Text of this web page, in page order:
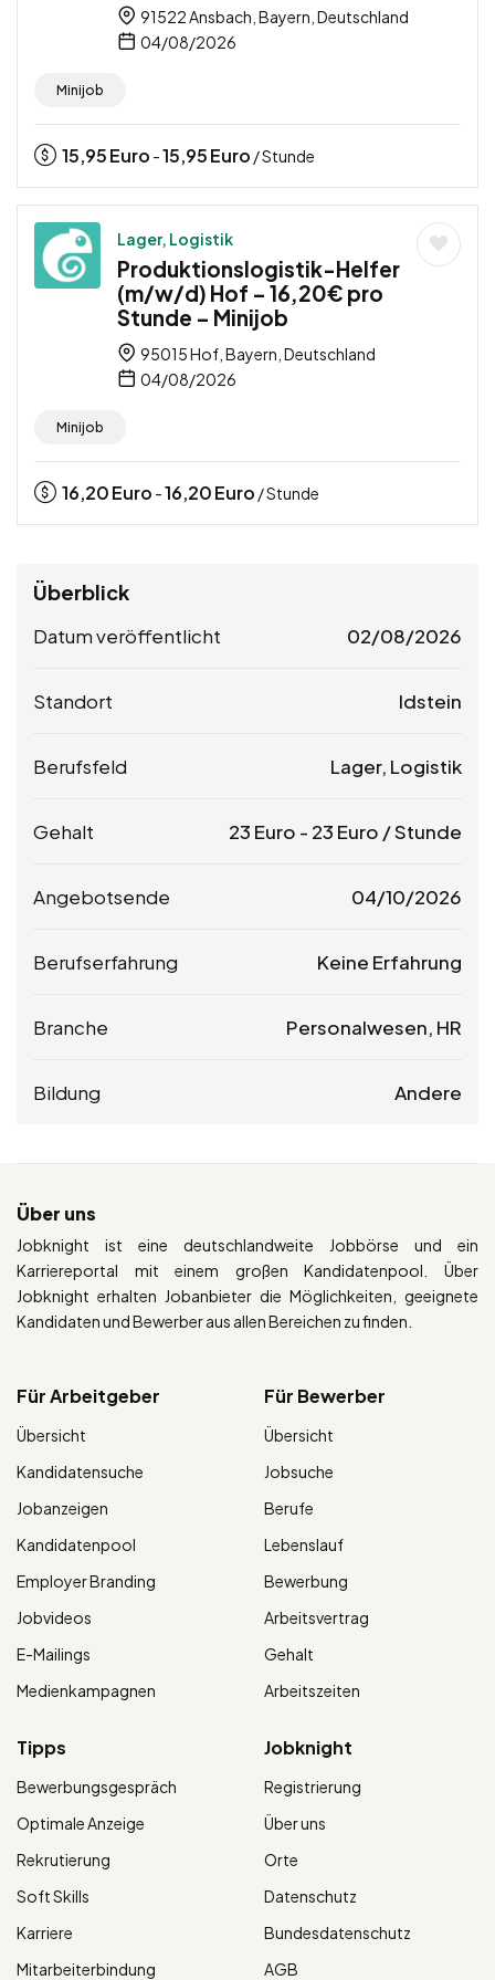
91522 Ansbach, Bayern, Deutschland
04/08/2026
Minijob
15,95Euro -15,95Euro / Stunde
Lager, Logistik
Produktionslogistik-Helfer
(m/w/d) Hof – 16,20€ pro
Stunde – Minijob
95015 Hof, Bayern, Deutschland
04/08/2026
Minijob
16,20Euro -16,20Euro / Stunde
Überblick
Datum veröffentlicht 02/08/2026
Standort Idstein
Berufsfeld Lager, Logistik
Gehalt 23 Euro - 23 Euro / Stunde
Angebotsende 04/10/2026
Berufserfahrung Keine Erfahrung
Branche Personalwesen, HR
Bildung Andere
Über uns
Jobknight ist eine deutschlandweite Jobbörse und ein
Karriereportal mit einem großen Kandidatenpool. Über
Jobknight erhalten Jobanbieter die Möglichkeiten, geeignete
Kandidaten und Bewerber aus allen Bereichen zu finden.
Für Arbeitgeber
Übersicht
Kandidatensuche
Jobanzeigen
Kandidatenpool
Employer Branding
Jobvideos
E-Mailings
Medienkampagnen
Für Bewerber
Übersicht
Jobsuche
Berufe
Lebenslauf
Bewerbung
Arbeitsvertrag
Gehalt
Arbeitszeiten
Tipps
Bewerbungsgespräch
Optimale Anzeige
Rekrutierung
Soft Skills
Karriere
Mitarbeiterbindung
Jobknight
Registrierung
Über uns
Orte
Datenschutz
Bundesdatenschutz
AGB